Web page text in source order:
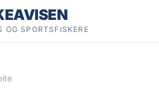
OG SPORTSFISKERE